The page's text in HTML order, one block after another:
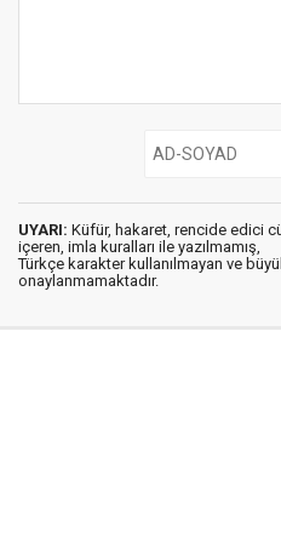
UYARI: Küfür, hakaret, rencide edici
içeren, imla kuralları ile yazılmamış,
Türkçe karakter kullanılmayan ve
onaylanmamaktadır.